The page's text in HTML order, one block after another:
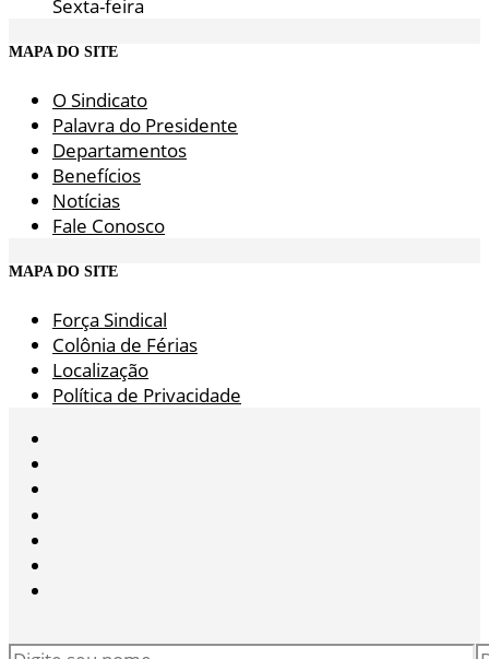
Sexta-feira
MAPA DO SITE
O Sindicato
Palavra do Presidente
Departamentos
Benefícios
Notícias
Fale Conosco
MAPA DO SITE
Força Sindical
Colônia de Férias
Localização
Política de Privacidade